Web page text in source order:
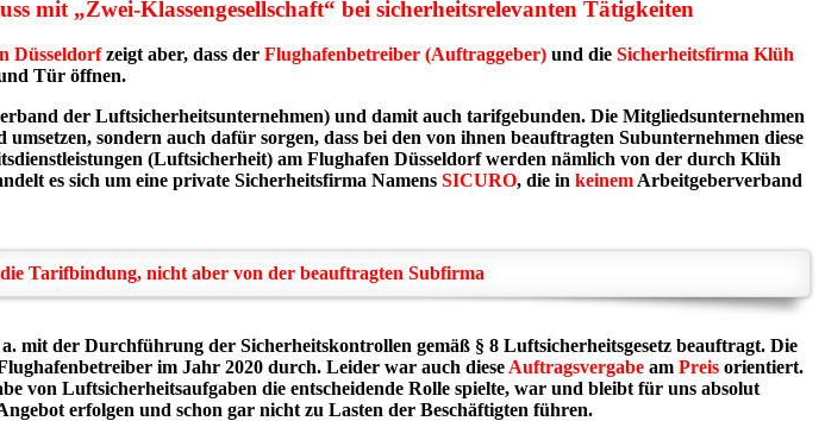
mit „Zwei-Klassengesellschaft“ bei sicherheitsrelevanten Tätigkeiten
Düsseldorfzeigt aber, dass der Flughafenbetreiber (Auftraggeber) und die Sicherheitsfirma Klüh
Tür öffnen.
der Luftsicherheitsunternehmen) und damit auch tarifgebunden. Die Mitgliedsunternehmen
sondern auch dafür sorgen, dass bei den von ihnen beauftragten Subunternehmen diese
(Luftsicherheit) am Flughafen Düsseldorf werden nämlich von der durch Klüh
es sich um eine private Sicherheitsfirma Namens SICURO, die in keinem Arbeitgeberverband
Tarifbindung, nicht aber von der beauftragten Subfirma
mit der Durchführung der Sicherheitskontrollen gemäß § 8 Luftsicherheitsgesetz beauftragt. Die
im Jahr 2020 durch. Leider war auch diese Auftragsvergabe am Preis orientiert.
von Luftsicherheitsaufgaben die entscheidende Rolle spielte, war und bleibt für uns absolut
erfolgen und schon gar nicht zu Lasten der Beschäftigten führen.